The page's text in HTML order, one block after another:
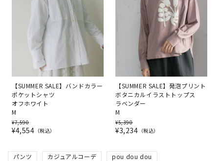
【SUMMER SALE】バンドカラー
ポケットシャツ
オフホワイト
M
¥7,590
¥4,554 税込
【SUMMER SALE】発泡プリント
ボタニカルイラストトップス
ラベンダー
M
¥5,390
¥3,234 税込
パンツ カジュアルコーデ
pou dou dou